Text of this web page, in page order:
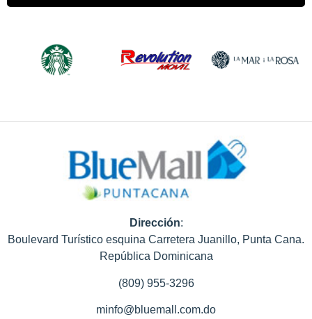
Dirección:
Boulevard Turístico esquina Carretera Juanillo, Punta Cana.
República Dominicana
(809) 955-3296
minfo@bluemall.com.do